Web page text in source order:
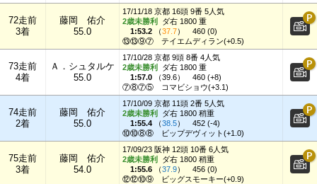
72走前
3着
藤岡 佑介
55.0
17/11/18 京都 16頭 9番 5人気
2歳未勝利
ダ右 1800 重
1:53.2 （37.7）
460 (0)
⑬⑬⑨⑦
テイエムディラン(+0.5)
73走前
4着
Ａ．シュタルケ
55.0
17/10/28 京都 9頭 8番 4人気
2歳未勝利
ダ右 1800 重
1:57.0 （39.6）
460 (+8)
⑦⑧⑦⑤
コマビショウ(+3.1)
74走前
2着
藤岡 佑介
55.0
17/10/09 京都 11頭 2番 5人気
2歳未勝利
ダ右 1800 稍重
1:55.4 （38.5）
452 (-4)
⑩⑩⑧⑧
ビップデヴィット(+1.0)
75走前
3着
藤岡 佑介
54.0
17/09/23 阪神 12頭 10番 6人気
2歳未勝利
ダ右 1800 稍重
1:55.6 （37.9）
456 (0)
⑫⑫⑩⑨
ビッグスモーキー(+0.9)